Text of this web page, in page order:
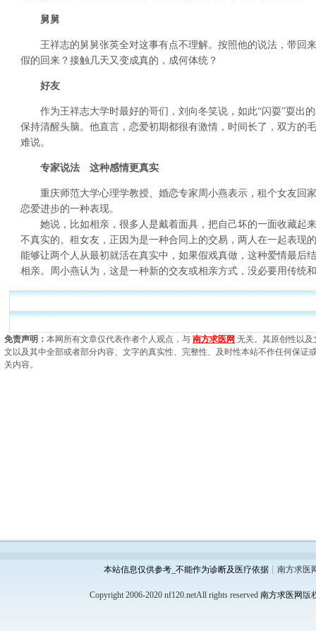
舅舅
王祥志的舅舅张英全对这事有点不理解。按照他的说法，带回
假的回来？接触几天又变成真的，成何体统？
好友
作为王祥志大学时最好的哥们，刘向冬笑说，如此“闪耍”耍出
保持清醒头脑。他直言，恋爱初期都很有激情，时间长了，双方的
难说。
专家说法 这种感情更真实
重庆师范大学心理学教授、婚恋专家周小燕表示，租个女友回
恋爱进步的一种表现。
她说，比如相亲，很多人是戴着面具，把自己坏的一面收藏起
不真实的。租女友，正因为是一种合同上的交易，两人在一起表现
能够让两个人从最初就活在真实中，如果假戏真做，这种爱情最后
相亲。周小燕认为，这是一种新的交友或相亲方式，没必要用传统
免责声明： 本网所有文章仅代表作者个人观点，与 南方求医网 无关。其原创性以
文以及其中全部或者部分内容、文字的真实性、完整性、及时性本站不作任何保证
关内容。
本站信息仅供参考_不能作为诊断及医疗依据┊南方求医
Copyright 2006-2020 nf120.netAll rights reserved 南方求医网 版